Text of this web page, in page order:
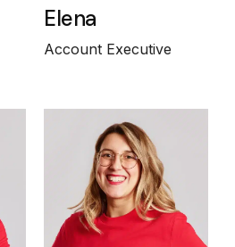
Elena
Account Executive